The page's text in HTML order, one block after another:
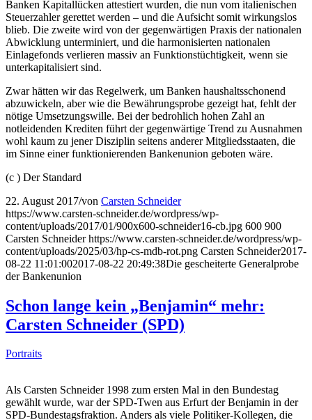
Banken Kapitallücken attestiert wurden, die nun vom italienischen
Steuerzahler gerettet werden – und die Aufsicht somit wirkungslos
blieb. Die zweite wird von der gegenwärtigen Praxis der nationalen
Abwicklung unterminiert, und die harmonisierten nationalen
Einlagefonds verlieren massiv an Funktionstüchtigkeit, wenn sie
unterkapitalisiert sind.
Zwar hätten wir das Regelwerk, um Banken haushaltsschonend
abzuwickeln, aber wie die Bewährungsprobe gezeigt hat, fehlt der
nötige Umsetzungswille. Bei der bedrohlich hohen Zahl an
notleidenden Krediten führt der gegenwärtige Trend zu Ausnahmen
wohl kaum zu jener Disziplin seitens anderer Mitgliedsstaaten, die
im Sinne einer funktionierenden Bankenunion geboten wäre.
(c ) Der Standard
22. August 2017/von Carsten Schneider
https://www.carsten-schneider.de/wordpress/wp-
content/uploads/2017/01/900x600-schneider16-cb.jpg 600 900
Carsten Schneider https://www.carsten-schneider.de/wordpress/wp-
content/uploads/2025/03/hp-cs-mdb-rot.png Carsten Schneider2017-
08-22 11:01:002017-08-22 20:49:38Die gescheiterte Generalprobe
der Bankenunion
Schon lange kein „Benjamin“ mehr:
Carsten Schneider (SPD)
Portraits
Als Carsten Schneider 1998 zum ersten Mal in den Bundestag
gewählt wurde, war der SPD-Twen aus Erfurt der Benjamin in der
SPD-Bundestagsfraktion. Anders als viele Politiker-Kollegen, die